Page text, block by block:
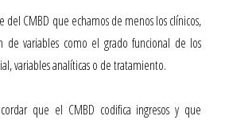
CMBD que echamos de menos los clínicos,
de variables como el grado funcional de los
variables analíticas o de tratamiento.
que el CMBD codifica ingresos y que